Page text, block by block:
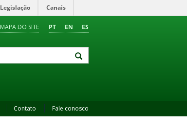
Legislação Canais
PT EN ES
MAPA DO SITE
Contato Fale conosco